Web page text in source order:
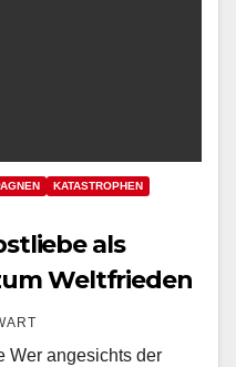
KATASTROPHEN
als
Weltfrieden
Wer angesichts der